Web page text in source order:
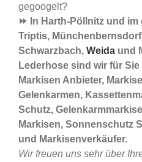
gegoogelt?
⏩ In Harth-Pöllnitz und
Triptis,
Schwarzbach, Weida und
Lederhose sind wir für
Markisen Anbieter,
Gelenkarmen,
Schutz,
Markisen, Sonnenschutz
und Markisenverkäufer.
Wir freuen uns sehr über